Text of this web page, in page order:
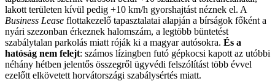
lakott területen kívül pedig +10 km/h gyorshajtást néznek el. A
Business Lease flottakezelő tapasztalatai alapján a bírságok főként a
nyári szezonban érkeznek halomszám, a legtöbb büntetést
szabálytalan parkolás miatt róják ki a magyar autósokra. És a
hatóság nem felejt: számos lízingben futó gépkocsi kapott az utóbbi
néhány hétben jelentős összegről ügyvédi felszólítást több évvel
ezelőtt elkövetett horvátországi szabálysértés miatt.